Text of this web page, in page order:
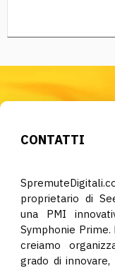
CONTATTI
proprietario di
una PMI
Symphonie Prime.
creiamo
grado di